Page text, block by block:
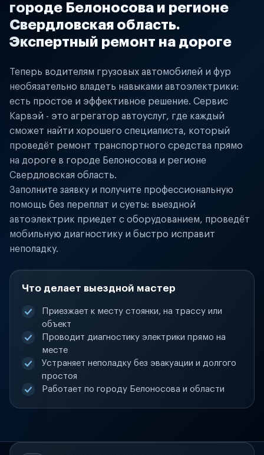
городе Белоносова и регионе
Свердловская область.
Экспертный ремонт на дороге
Теперь водителям грузовых автомобилей и фур
необязательно владеть навыками автоэлектрики:
есть простое и эффективное решение. Сервис
Карвэй - это агрегатор автоуслуг, где каждый
сможет найти хорошего специалиста, который
проведёт ремонт транспортного средства прямо
на дороге в городе Белоносова и регионе
Свердловская область.
Заполните заявку и получите профессиональную
помощь без переплат и суеты: выездной
автоэлектрик приедет с оборудованием, проведёт
мобильную диагностику и быстро исправит
неполадку.
Что делает выездной мастер
Приезжает к месту стоянки, на трассу или
объект
Проводит диагностику электрики прямо на
месте
Устраняет неполадку без эвакуации и долгого
простоя
Работает по городу Белоносова и области